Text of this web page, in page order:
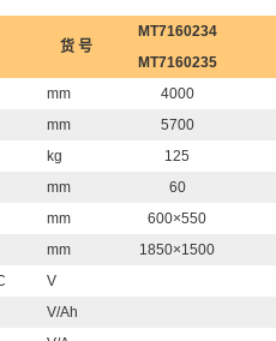
货 号
MT7160234
MT7160235
mm 4000
mm 5700
kg 125
mm 60
mm 600×550
mm 1850×1500
V
V/Ah